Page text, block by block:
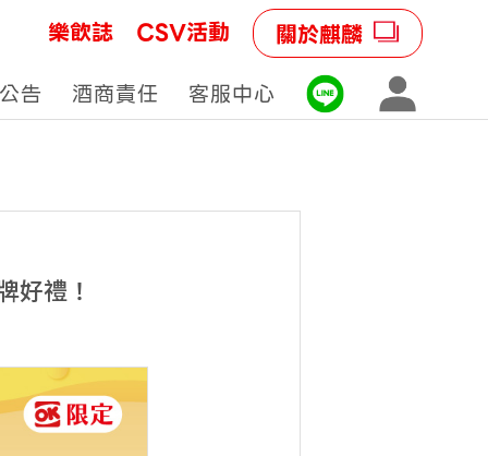
樂飲誌 CSV活動 關於麒麟
告 酒商責任 客服中心
好禮！